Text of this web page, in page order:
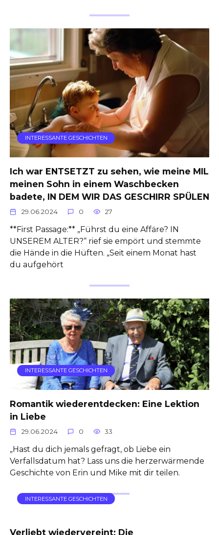
INTERESSANTE GESCHICHTEN
Ich war ENTSETZT zu sehen, wie meine MIL
meinen Sohn in einem Waschbecken
badete, IN DEM WIR DAS GESCHIRR SPÜLEN
29.06.2024 0 27
**First Passage:** „Führst du eine Affäre? IN
UNSEREM ALTER?“ rief sie empört und stemmte
die Hände in die Hüften. „Seit einem Monat hast
du aufgehört
INTERESSANTE GESCHICHTEN
Romantik wiederentdecken: Eine Lektion
in Liebe
29.06.2024 0 33
„Hast du dich jemals gefragt, ob Liebe ein
Verfallsdatum hat? Lass uns die herzerwärmende
Geschichte von Erin und Mike mit dir teilen.
INTERESSANTE GESCHICHTEN
Verliebt wiedervereint: Die